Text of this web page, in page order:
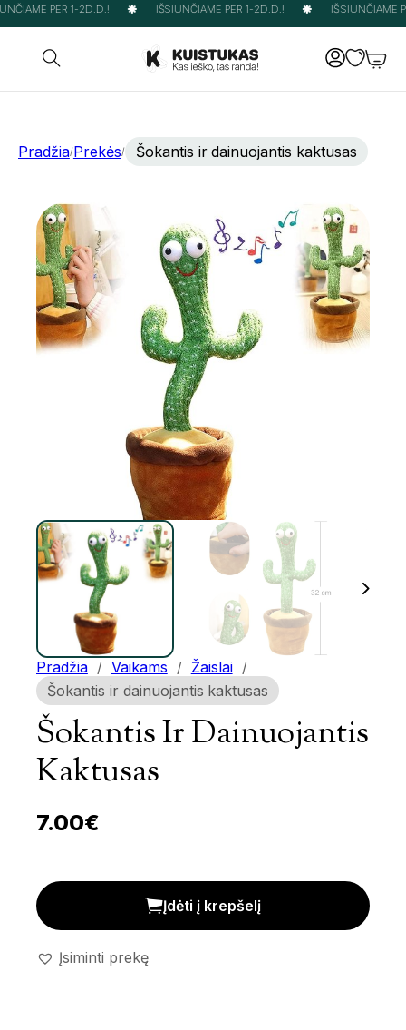
PER 1-2D.D.! IŠSIUNČIAME PER 1-2D.D.! IŠSIUNČIAME
Pradžia/Prekės/ Šokantis ir dainuojantis kaktusas
Pradžia / Vaikams / Žaislai /
Šokantis ir dainuojantis kaktusas
Šokantis Ir Dainuojantis
Kaktusas
7.00€
Šokantis ir dainuojantis kaktusas kiekis
Įdėti į krepšelį
Įsiminti prekę